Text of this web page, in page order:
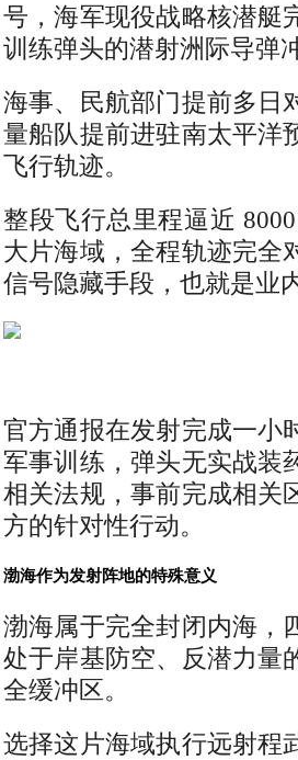
号，海军现役战略核潜艇
训练弹头的潜射洲际导弹
海事、民航部门提前多日
量船队提前进驻南太平洋
飞行轨迹。
整段飞行总里程逼近
大片海域，全程轨迹完全
信号隐藏手段，也就是业
官方通报在发射完成一小
军事训练，弹头无实战装
相关法规，事前完成相关
方的针对性行动。
渤海作为发射阵地的特殊意义
渤海属于完全封闭内海，
处于岸基防空、反潜力量
全缓冲区。
选择这片海域执行远射程